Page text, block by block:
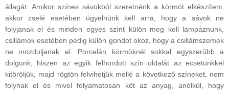
állagát. Amikor színes sávokból szeretnénk a körmöt elkészíteni,
akkor zselé esetében ügyelnünk kell arra, hogy a sávok ne
folyjanak el és minden egyes színt külön meg kell lámpáznunk,
csillámok esetében pedig külön gondot okoz, hogy a csillámszemek
ne mozduljanak el. Porcelán körmöknél sokkal egyszerűbb a
dolgunk, hiszen az egyik felhordott szín oldalát az ecsetünkkel
kitöröljük, majd rögtön felvihetjük mellé a következő színeket, nem
folynak el és mivel folyamatosan köt az anyag, anélkül, hogy